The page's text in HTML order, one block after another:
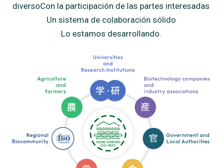
diversoCon la participación de las partes interesadas
Un sistema de colaboración sólido
Lo estamos desarrollando.